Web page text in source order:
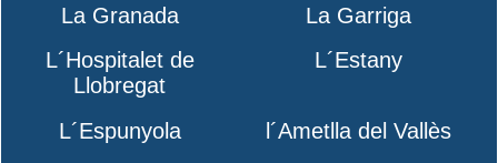
La Granada
La Garriga
L´Hospitalet de
Llobregat
L´Estany
L´Espunyola
l´Ametlla del Vallès